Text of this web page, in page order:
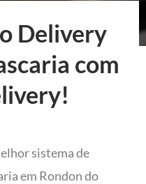
Delivery
com
sistema de
em Rondon do